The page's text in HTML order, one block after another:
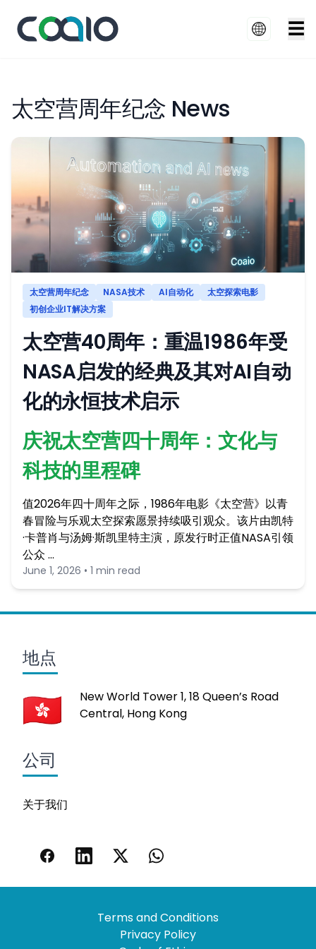
☰
太空营周年纪念 News
太空营周年纪念 NASA技术 AI自动化
太空探索电影
初创企业IT解决方案
太空营40周年：重温1986年受
NASA启发的经典及其对AI自动
化的永恒技术启示
庆祝太空营四十周年：文化与
科技的里程碑
值2026年四十周年之际，1986年电影《太空营》以青
春冒险与乐观太空探索愿景持续吸引观众。该片由凯特
·卡普肖与汤姆·斯凯里特主演，原发行时正值NASA引领
公众 …
June 1, 2026 • 1 min read
地点
New World Tower 1, 18 Queen’s Road
Central, Hong Kong
公司
关于我们
Terms and Conditions
Privacy Policy